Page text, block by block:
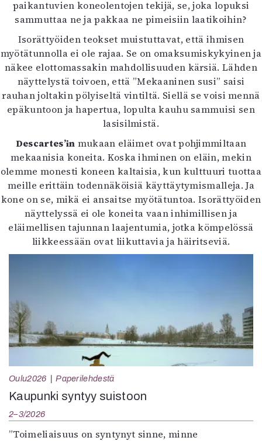
paikantuvien koneolentojen tekijä, se, joka lopuksi
sammuttaa ne ja pakkaa ne pimeisiin laatikoihin?
Isorättyöiden teokset muistuttavat, että ihmisen
myötätunnolla ei ole rajaa. Se on omaksumiskykyinen ja
näkee elottomassakin mahdollisuuden kärsiä. Lähden
näyttelystä toivoen, että ”Mekaaninen susi” saisi
rauhan joltakin pölyiseltä vintiltä. Siellä se voisi mennä
epäkuntoon ja hapertua, lopulta kauhu sammuisi sen
lasisilmistä.
Descartes’in mukaan eläimet ovat pohjimmiltaan
mekaanisia koneita. Koska ihminen on eläin, mekin
olemme monesti koneen kaltaisia, kun kulttuuri tuottaa
meille erittäin todennäköisiä käyttäytymismalleja. Ja
kone on se, mikä ei ansaitse myötätuntoa. Isorättyöiden
näyttelyssä ei ole koneita vaan inhimillisen ja
eläimellisen tajunnan laajentumia, jotka kömpelössä
liikkeessään ovat liikuttavia ja häiritseviä.
Oulu2026 Paperilehdestä
Kaupunki syntyy suistoon
2–3/2026
”Toimeliaisuus on syntynyt sinne, minne